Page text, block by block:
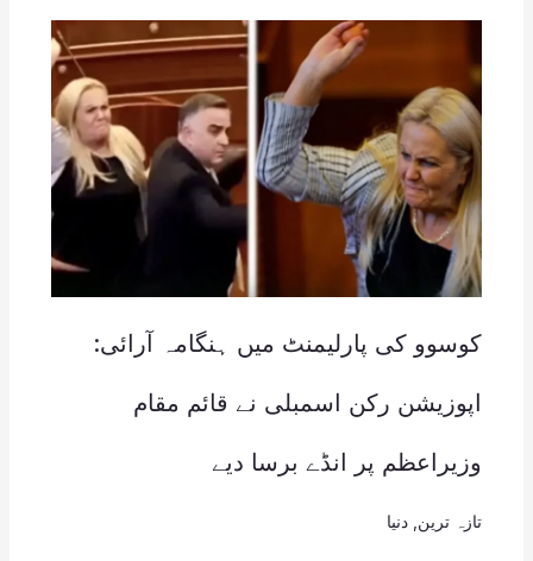
کوسوو کی پارلیمنٹ میں ہنگامہ آرائی:
اپوزیشن رکن اسمبلی نے قائم مقام
وزیراعظم پر انڈے برسا دیے
تازہ ترین دنیا